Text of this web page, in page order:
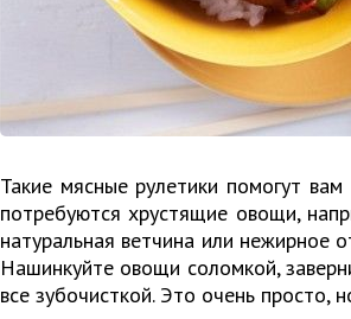
Такие мясные рулетики помогут
потребуются хрустящие овощи,
натуральная ветчина или нежирное
Нашинкуйте овощи соломкой,
все зубочисткой. Это очень просто,